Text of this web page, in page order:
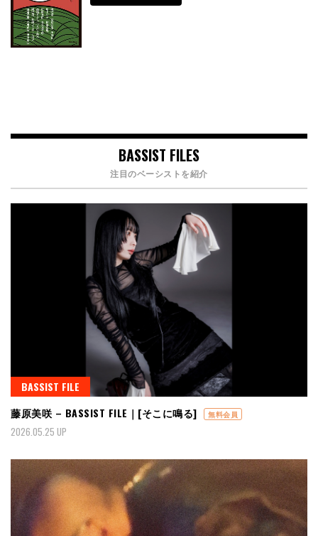
BASSIST FILES
注目のベーシストを紹介
BASSIST FILE
藤原美咲 – BASSIST FILE｜[そこに鳴る]
無料会員
2026.05.25 UP